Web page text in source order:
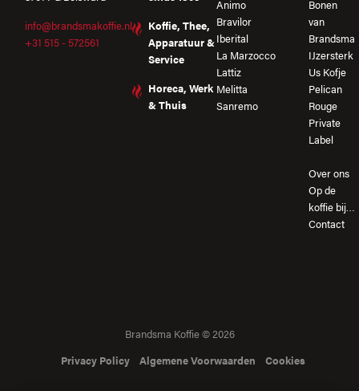
info@brandsmakoffie.nl
+31 515 - 572561
Koffie, Thee,
Apparatuur &
Service
Horeca, Werk
& Thuis
Animo
Bravilor
Iberital
La Marzocco
Lattiz
Melitta
Sanremo
Bonen
van
Brandsma
IJzersterk
Us Kofje
Pelican
Rouge
Private
Label
Over ons
Op de
koffie bij…
Contact
Brandsma Koffie © 2026
Privacy Policy
Algemene Voorwaarden Cookies